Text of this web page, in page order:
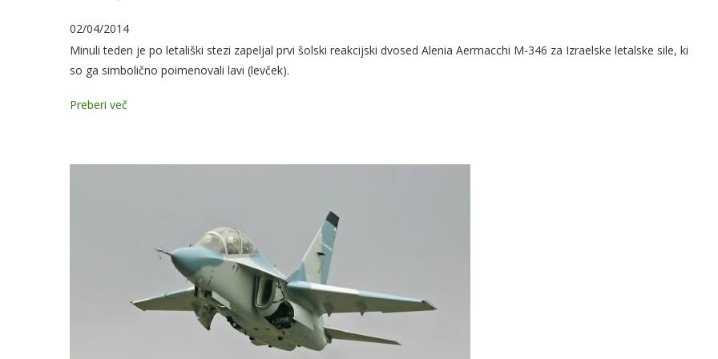
02/04/2014
Minuli teden je po letališki stezi zapeljal prvi šolski reakcijski dvosed Alenia Aermacchi M-346 za Izraelske letalske sile, ki
so ga simbolično poimenovali lavi (levček).
Preberi več